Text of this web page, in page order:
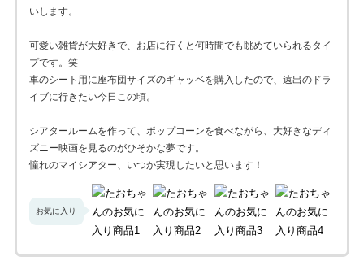
いします。
可愛い雑貨が大好きで、お店に行くと何時間でも眺めていられるタイ
プです。笑
車のシート用に座布団サイズのギャッベを購入したので、遠出のドラ
イブに行きたい今日この頃。
シアタールームを作って、ポップコーンを食べながら、大好きなディ
ズニー映画を見るのがひそかな夢です。
憧れのマイシアター、いつか実現したいと思います！
お気に入り